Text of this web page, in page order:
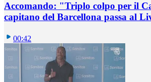
Accomando: "Triplo colpo per il
capitano del Barcellona passa al
00:42